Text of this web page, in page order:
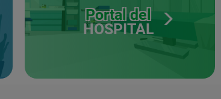
Portal del
HOSPITAL